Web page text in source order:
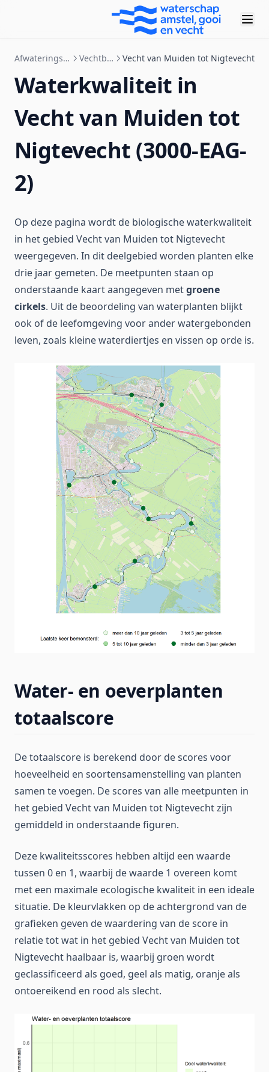
Afwateringsgebieden Vechtboezem Vecht van Muiden tot Nigtevecht
Waterkwaliteit in
Vecht van Muiden tot
Nigtevecht (3000-EAG-
2)
Op deze pagina wordt de biologische waterkwaliteit
in het gebied Vecht van Muiden tot Nigtevecht
weergegeven. In dit deelgebied worden planten elke
drie jaar gemeten. De meetpunten staan op
onderstaande kaart aangegeven metgroene
cirkels. Uit de beoordeling van waterplanten blijkt
ook of de leefomgeving voor ander watergebonden
leven, zoals kleine waterdiertjes en vissen op orde is.
Water- en oeverplanten
totaalscore
De totaalscore is berekend door de scores voor
hoeveelheid en soortensamenstelling van planten
samen te voegen. De scores van alle meetpunten in
het gebied Vecht van Muiden tot Nigtevecht zijn
gemiddeld in onderstaande figuren.
Deze kwaliteitsscores hebben altijd een waarde
tussen 0 en 1, waarbij de waarde 1 overeen komt
met een maximale ecologische kwaliteit in een ideale
situatie. De kleurvlakken op de achtergrond van de
grafieken geven de waardering van de score in
relatie tot wat in het gebied Vecht van Muiden tot
Nigtevecht haalbaar is, waarbij groen wordt
geclassificeerd als goed, geel als matig, oranje als
ontoereikend en rood als slecht.